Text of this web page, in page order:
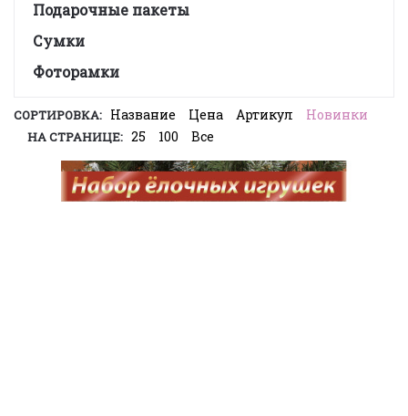
Подарочные пакеты
Сумки
Фоторамки
СОРТИРОВКА: Название Цена Артикул Новинки
НА СТРАНИЦЕ: 25 100 Все